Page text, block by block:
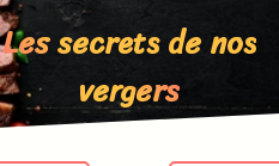
Les secrets de nos
vergers